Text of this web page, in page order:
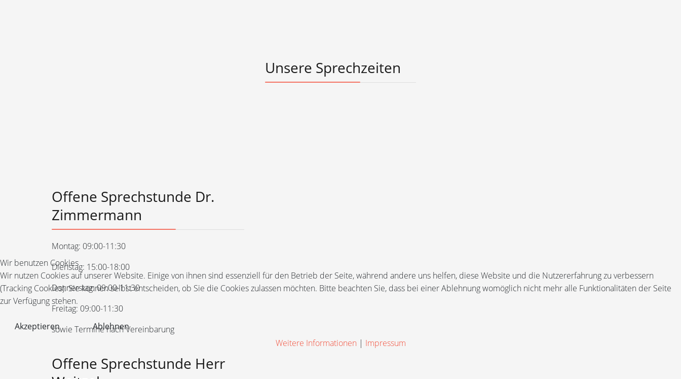
Unsere Sprechzeiten
Offene Sprechstunde Dr.
Zimmermann
Montag: 09:00-11:30
Dienstag: 15:00-18:00
Donnerstag: 09:00-11:30
Freitag: 09:00-11:30
sowie Termine nach Vereinbarung
Offene Sprechstunde Herr
Wir benutzen Cookies
Wir nutzen Cookies auf unserer Website. Einige von ihnen sind essenziell für den Betrieb der Seite, während andere uns helfen, diese Website und die Nutzererfahrung zu verbessern
(Tracking Cookies). Sie können selbst entscheiden, ob Sie die Cookies zulassen möchten. Bitte beachten Sie, dass bei einer Ablehnung womöglich nicht mehr alle Funktionalitäten der Seite
zur Verfügung stehen.
Akzeptieren
Ablehnen
Weitere Informationen | Impressum